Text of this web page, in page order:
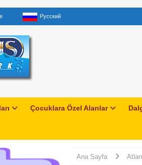
Русский
Çocuklara Özel Alanlar
Ana Sayfa